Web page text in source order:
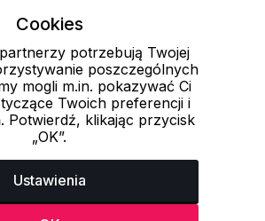
22-24 cm
Rękawice fitness Zolia
45.9 zł
Cookies
potrzebują Twojej
poszczególnych
mogli m.in. pokazywać Ci
Twoich preferencji i
Potwierdź, klikając przycisk
„OK”.
Ustawienia